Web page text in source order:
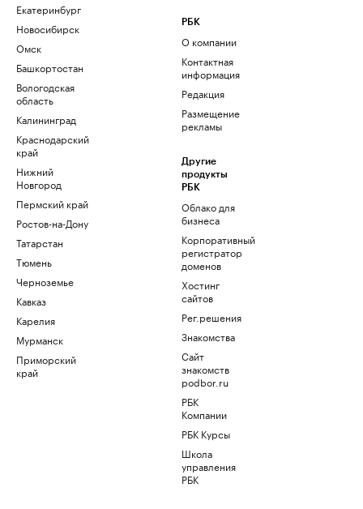
Екатеринбург
Новосибирск
Омск
Башкортостан
Вологодская
область
Калининград
Краснодарский
край
Нижний
Новгород
Пермский край
Ростов-на-Дону
Татарстан
Тюмень
Черноземье
Кавказ
Карелия
Мурманск
Приморский
край
РБК
О компании
Контактная
информация
Редакция
Размещение
рекламы
Другие
продукты
РБК
Облако для
бизнеса
Корпоративный
регистратор
доменов
Хостинг
сайтов
Рег.решения
Знакомства
Сайт
знакомств
podbor.ru
РБК
Компании
РБК Курсы
Школа
управления
РБК